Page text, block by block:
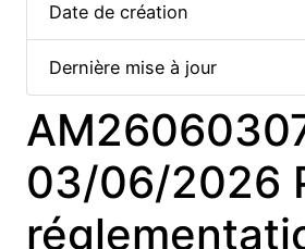
Date de création
Dernière mise à jour
03/06/2026